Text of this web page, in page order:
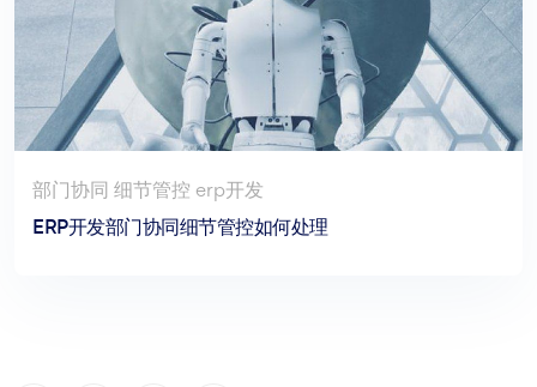
部门协同 细节管控 erp开发
ERP开发部门协同细节管控如何处理